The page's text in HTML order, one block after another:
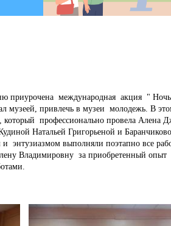
приурочена международная акция "
музеей, привлечь в музеи молодежь. В
профессионально провела Алена
Натальей Григорьеной и
выполняли поэтапно все
Владимировну за приобретенный опыт